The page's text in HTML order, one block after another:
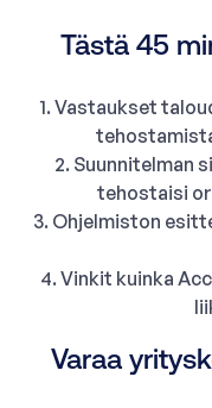
Tästä 45
1. Vastaukset
2. Suunnitelman
tehostaisi
3. Ohjelmiston
4. Vinkit kuinka
Varaa